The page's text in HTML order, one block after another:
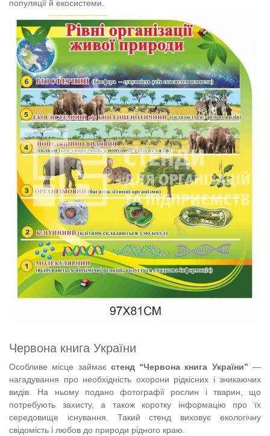
популяції й екосистеми.
Червона книга України
Особливе місце займає стенд “Червона книга України” —
нагадування про необхідність охорони рідкісних і зникаючих
видів. На ньому подано фотографії рослин і тварин, що
потребують захисту, а також коротку інформацію про їх
середовище існування. Такий стенд виховує екологічну
свідомість і любов до природи рідного краю.